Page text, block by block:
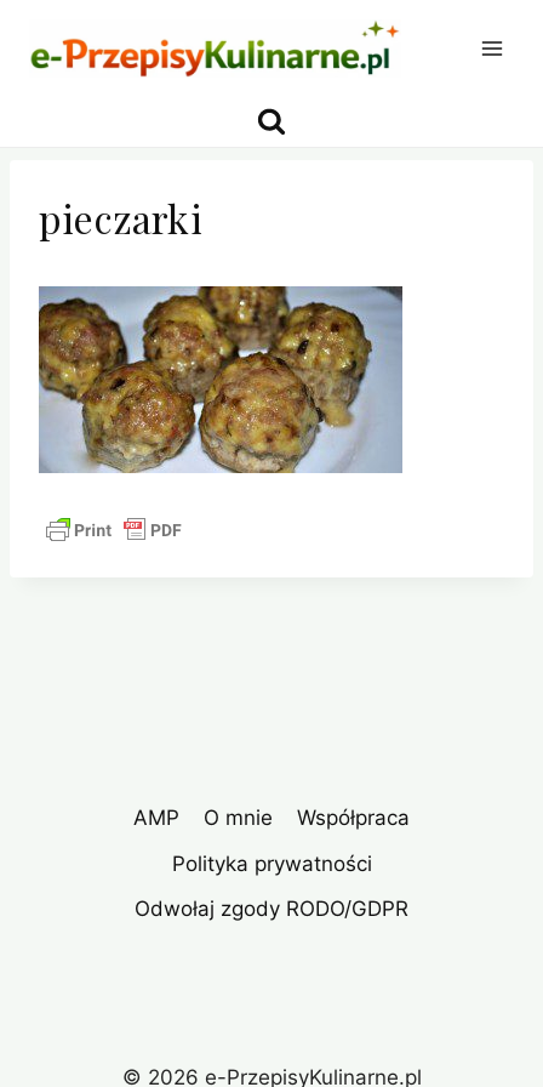
pieczarki
AMP O mnie
Współpraca
Polityka prywatności
Odwołaj zgody RODO/GDPR
© 2026 e-PrzepisyKulinarne.pl